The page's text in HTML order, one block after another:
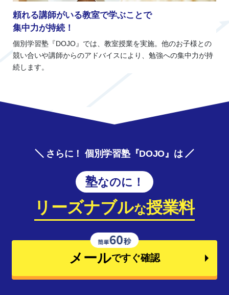
頼れる講師がいる教室で学ぶことで
集中力が持続！
個別学習塾『DOJO』では、教室授業を実施。他のお子様との
競い合いや講師からのアドバイスにより、勉強への集中力が持
続します。
さらに！ 個別学習塾『DOJO』は
塾なのに！
リーズナブルな授業料
メールですぐ確認